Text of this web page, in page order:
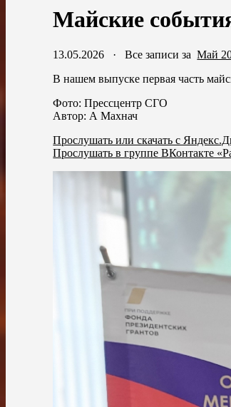
Майские
13.05.2026 ·Все записи заМай
В нашем выпуске первая часть
Фото: Прессцентр СГО
Автор: А Махнач
Прослушать или скачать с
Прослушать в группе ВКонтакте